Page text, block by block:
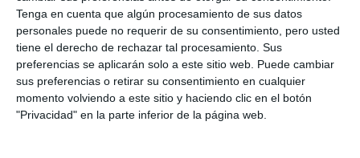
Tenga en cuenta que algún procesamiento de sus datos
personales puede no requerir de su consentimiento, pero usted
tiene el derecho de rechazar tal procesamiento. Sus
preferencias se aplicarán solo a este sitio web. Puede cambiar
sus preferencias o retirar su consentimiento en cualquier
momento volviendo a este sitio y haciendo clic en el botón
"Privacidad" en la parte inferior de la página web.